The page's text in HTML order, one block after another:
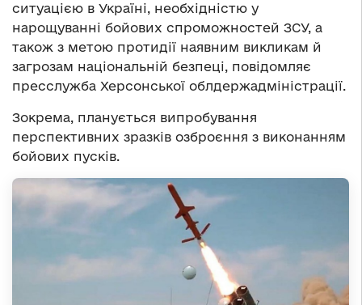
ситуацією в Україні, необхідністю у
нарощуванні бойових спроможностей ЗСУ, а
також з метою протидії наявним викликам й
загрозам національній безпеці, повідомляє
пресслужба Херсонської облдержадміністрації.
Зокрема, планується випробування
перспективних зразків озброєння з виконанням
бойових пусків.